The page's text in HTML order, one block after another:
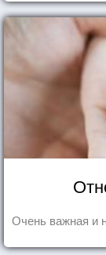
Очень важная и